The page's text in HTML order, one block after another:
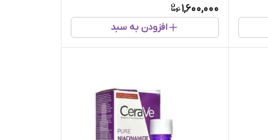
1,600,000
افزودن به سبد